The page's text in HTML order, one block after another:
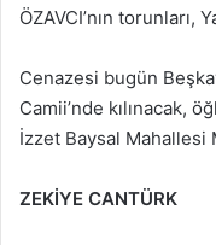
ÖZAVCI’nın torunları,
Cenazesi bugün
Camii’nde kılınacak,
İzzet Baysal Mahallesi
ZEKİYE CANTÜRK